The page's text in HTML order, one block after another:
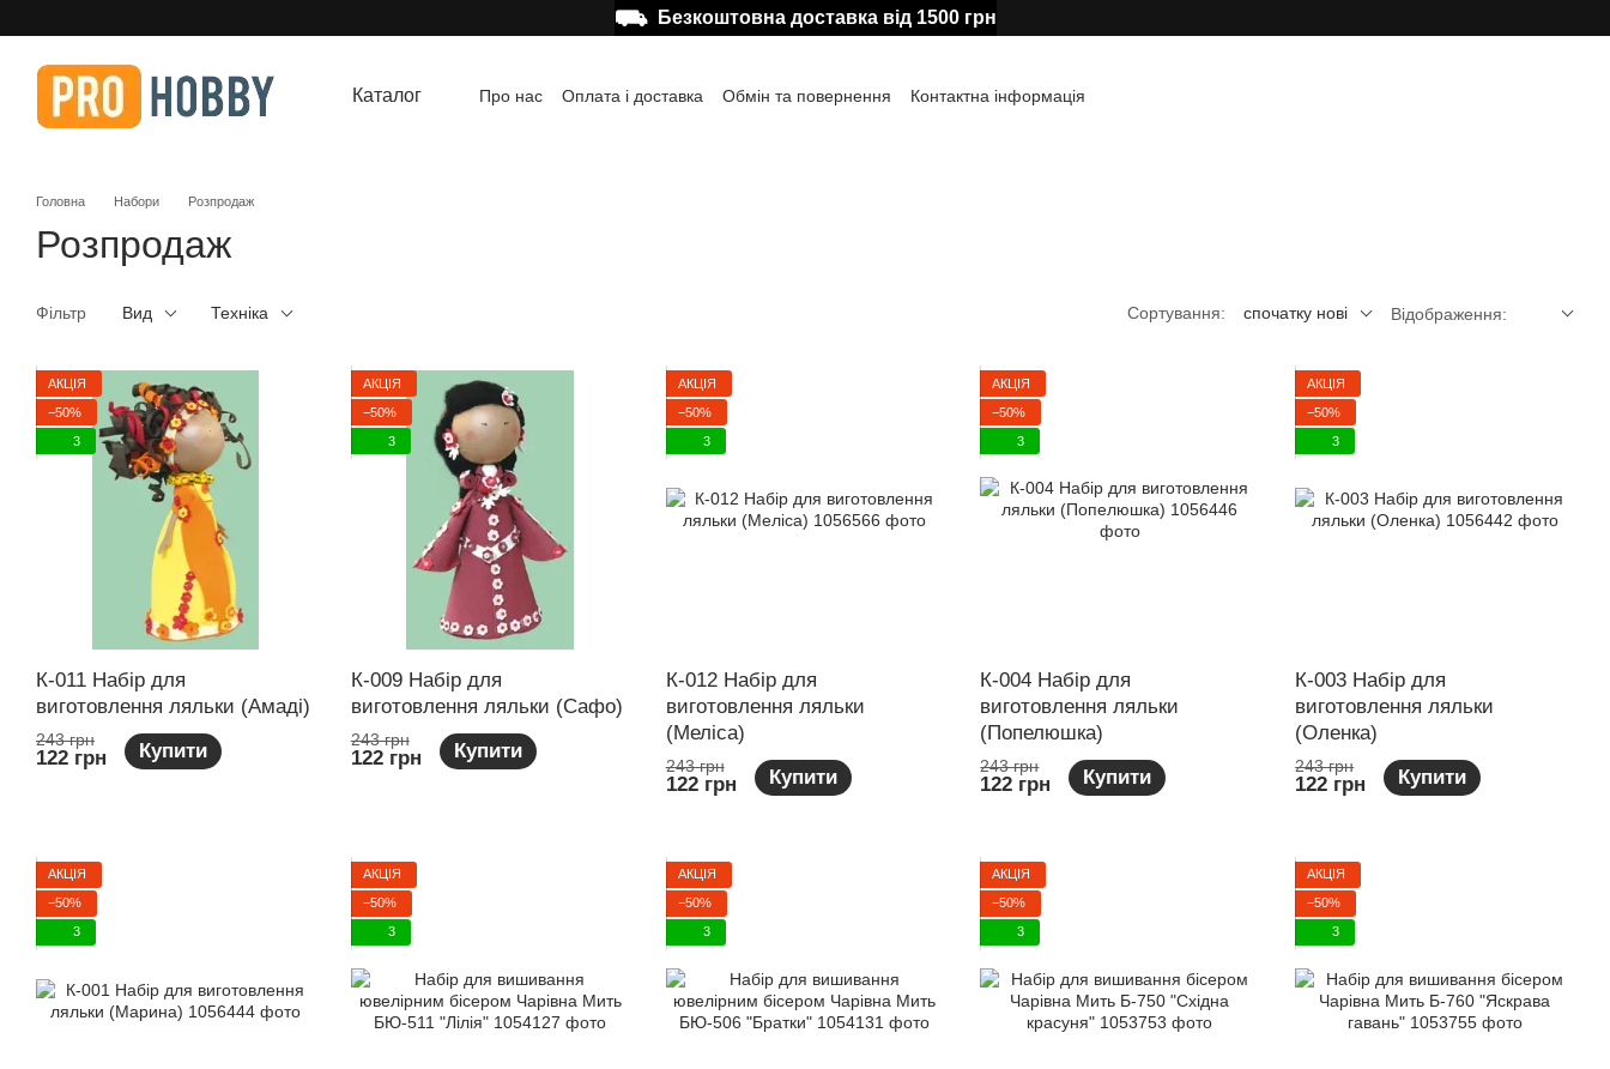
⛟ Безкоштовна доставка від 1500 грн
Каталог Про нас Оплата і доставка Обмін та повернення
Контактна інформація
Головна Набори Розпродаж
Розпродаж
Фільтр Вид Техніка Сортування: спочатку нові Відображення:
АКЦІЯ
−50%
3
К-011 Набір для
виготовлення ляльки (Амаді)
243 грн
122 грн Купити
АКЦІЯ
−50%
3
К-009 Набір для
виготовлення ляльки (Сафо)
243 грн
122 грн Купити
АКЦІЯ
−50%
3
К-012 Набір для
виготовлення ляльки
(Меліса)
243 грн
122 грн Купити
АКЦІЯ
−50%
3
К-004 Набір для
виготовлення ляльки
(Попелюшка)
243 грн
122 грн Купити
АКЦІЯ
−50%
3
К-003 Набір для
виготовлення ляльки
(Оленка)
243 грн
122 грн Купити
АКЦІЯ
−50%
3
АКЦІЯ
−50%
3
АКЦІЯ
−50%
3
АКЦІЯ
−50%
3
АКЦІЯ
−50%
3